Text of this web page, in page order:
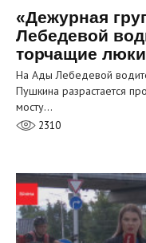
«Дежурная
Лебедевой
торчащие люки
На Ады Лебедевой
Пушкина разрастается
мосту…
2310